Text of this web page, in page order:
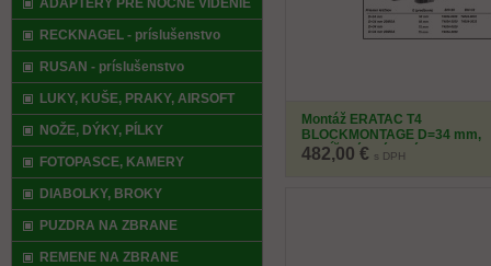
Montáž ERATAC T4
BLOCKMONTAGE D=34 mm,
predĺžená - páková
482,00 € s DPH
ADAPTÉRY PRE NOČNÉ VIDENIE
RECKNAGEL - príslušenstvo
RUSAN - príslušenstvo
LUKY, KUŠE, PRAKY, AIRSOFT
NOŽE, DÝKY, PÍLKY
FOTOPASCE, KAMERY
DIABOLKY, BROKY
PUZDRA NA ZBRANE
REMENE NA ZBRANE